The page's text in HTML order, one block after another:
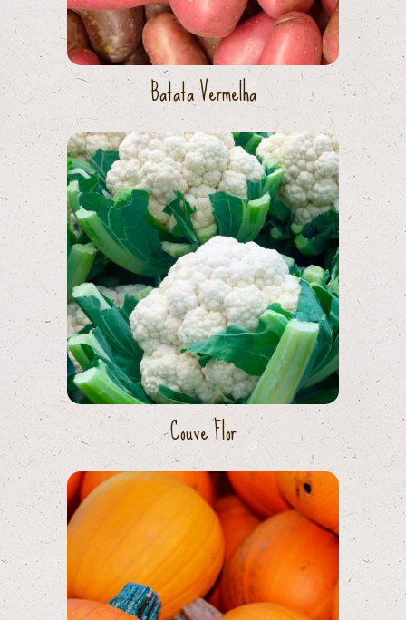
Batata Vermelha
Couve Flor